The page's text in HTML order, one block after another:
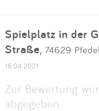
Spielplatz in der
Straße, 74629
16.04.2021
Zur Bewertung
abgegeben.